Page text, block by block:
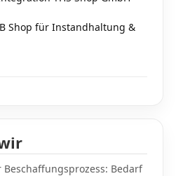
Shop für Instandhaltung &
Bedarf